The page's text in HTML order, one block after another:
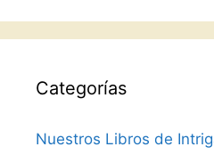
Categorías
Nuestros Libros de